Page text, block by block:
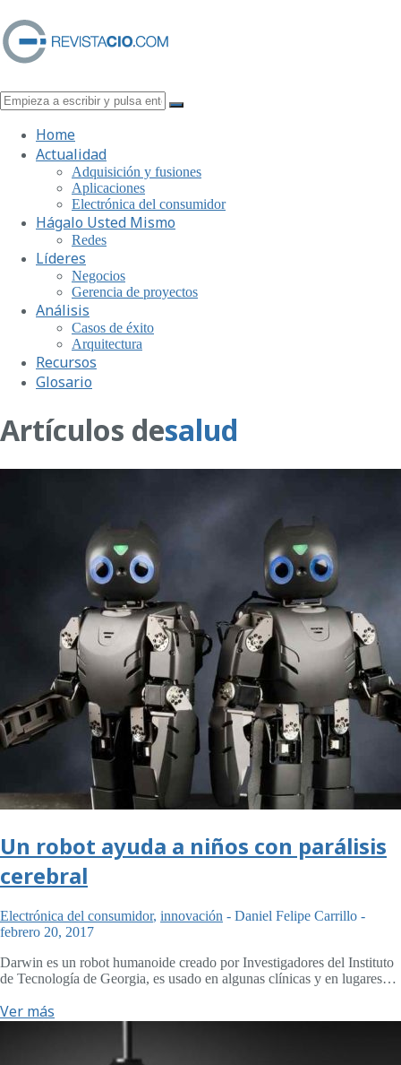
Home
Actualidad
Adquisición y fusiones
Aplicaciones
Electrónica del consumidor
Hágalo Usted Mismo
Redes
Líderes
Negocios
Gerencia de proyectos
Análisis
Casos de éxito
Arquitectura
Recursos
Glosario
Artículos desalud
Un robot ayuda a niños con parálisis
cerebral
Electrónica del consumidor, innovación - Daniel Felipe Carrillo -
febrero 20, 2017
Darwin es un robot humanoide creado por Investigadores del Instituto
de Tecnología de Georgia, es usado en algunas clínicas y en lugares…
Ver más